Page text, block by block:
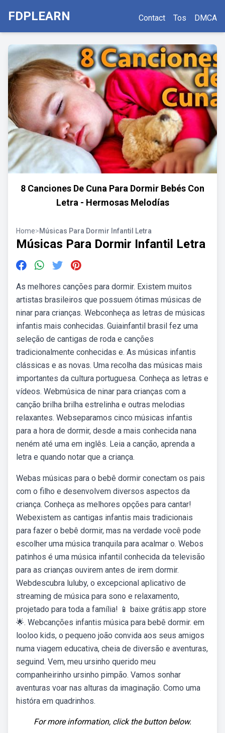
FDPLEARN Contact Tos DMCA
8 Canciones De Cuna Para Dormir Bebés Con
Letra - Hermosas Melodías
Home>Músicas Para Dormir Infantil Letra
Músicas Para Dormir Infantil Letra
As melhores canções para dormir. Existem muitos
artistas brasileiros que possuem ótimas músicas de
ninar para crianças. Webconheça as letras de músicas
infantis mais conhecidas. Guiainfantil brasil fez uma
seleção de cantigas de roda e canções
tradicionalmente conhecidas e. As músicas infantis
clássicas e as novas. Uma recolha das músicas mais
importantes da cultura portuguesa. Conheça as letras e
vídeos. Webmúsica de ninar para crianças com a
canção brilha brilha estrelinha e outras melodias
relaxantes. Webseparamos cinco músicas infantis
para a hora de dormir, desde a mais conhecida nana
neném até uma em inglês. Leia a canção, aprenda a
letra e quando notar que a criança.
Webas músicas para o bebê dormir conectam os pais
com o filho e desenvolvem diversos aspectos da
criança. Conheça as melhores opções para cantar!
Webexistem as cantigas infantis mais tradicionais
para fazer o bebê dormir, mas na verdade você pode
escolher uma música tranquila para acalmar o. Webos
patinhos é uma música infantil conhecida da televisão
para as crianças ouvirem antes de irem dormir.
Webdescubra luluby, o excepcional aplicativo de
streaming de música para sono e relaxamento,
projetado para toda a família! 📱 baixe grátis:app store
🌟. Webcanções infantis música para bebê dormir. em
looloo kids, o pequeno joão convida aos seus amigos
numa viagem educativa, cheia de diversão e aventuras,
seguind. Vem, meu ursinho querido meu
companheirinho ursinho pimpão. Vamos sonhar
aventuras voar nas alturas da imaginação. Como uma
históra em quadrinhos.
For more information, click the button below.